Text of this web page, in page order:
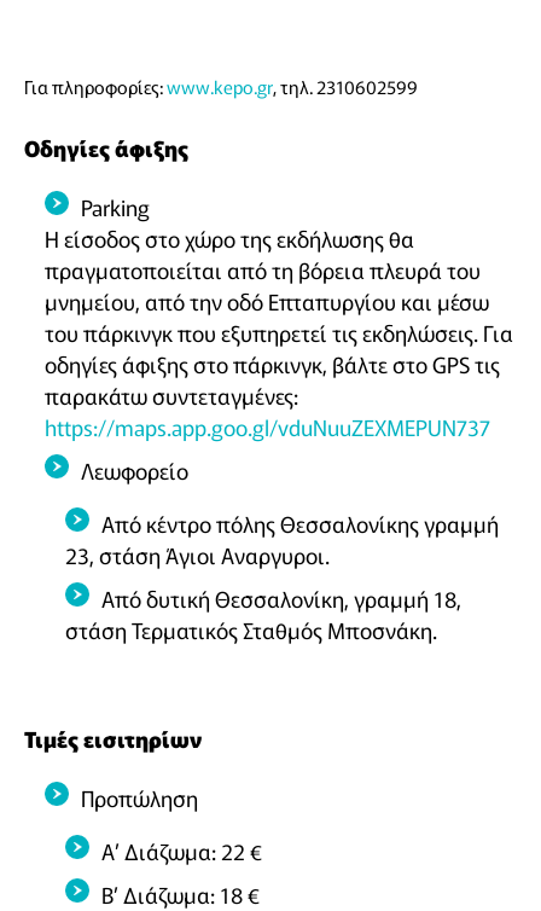
Για πληροφορίες:www.kepo.gr, τηλ. 2310602599
Οδηγίες άφιξης
Parking
Η είσοδος στο χώρο της εκδήλωσης θα
πραγματοποιείται από τη βόρεια πλευρά του
μνημείου, από την οδό Επταπυργίου και μέσω
του πάρκινγκ που εξυπηρετεί τις εκδηλώσεις. Για
οδηγίες άφιξης στο πάρκινγκ, βάλτε στο GPS τις
παρακάτω συντεταγμένες:
https://maps.app.goo.gl/vduNuuZEXMEPUN737
Λεωφορείο
Από κέντρο πόλης Θεσσαλονίκης γραμμή
23, στάση Άγιοι Αναργυροι.
Από δυτική Θεσσαλονίκη, γραμμή 18,
στάση Τερματικός Σταθμός Μποσνάκη.
Τιμές εισιτηρίων
Προπώληση
Α’ Διάζωμα: 22 €
Β’ Διάζωμα: 18 €